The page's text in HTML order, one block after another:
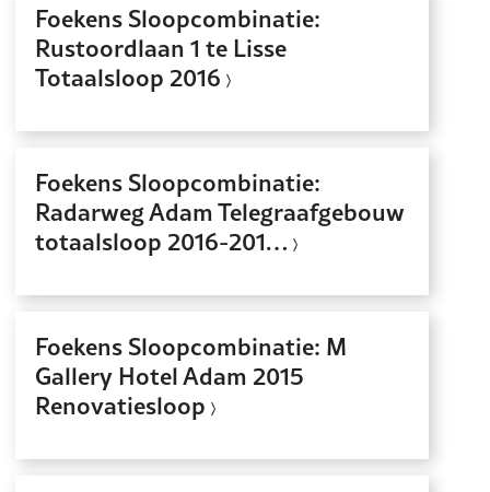
Foekens Sloopcombinatie:
Rustoordlaan 1 te Lisse
Totaalsloop 2016
Foekens Sloopcombinatie:
Radarweg Adam Telegraafgebouw
totaalsloop 2016-201…
Foekens Sloopcombinatie: M
Gallery Hotel Adam 2015
Renovatiesloop